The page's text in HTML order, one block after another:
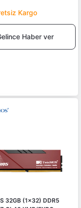
Kargo
Haber ver
32GB (1x32) DDR5